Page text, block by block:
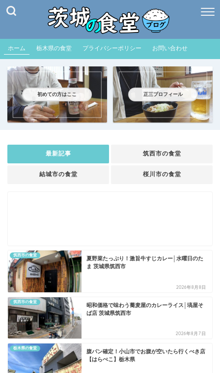
ホーム 栃木県の食堂 プライバシーポリシー お問い合わせ
初めての方はここ 正三プロフィール
最新記事 筑西市の食堂
結城市の食堂 桜川市の食堂
筑西市の食堂
夏野菜たっぷり！激旨牛すじカレー│水曜日のた
ま 茨城県筑西市
2026年8月8日
筑西市の食堂
昭和価格で味わう蕎麦屋のカレーライス│塙屋そ
ば店 茨城県筑西市
2026年8月7日
栃木県の食堂
​腹パン確定！小山市でお腹が空いたら行くべき店
【はらぺこ】栃木県